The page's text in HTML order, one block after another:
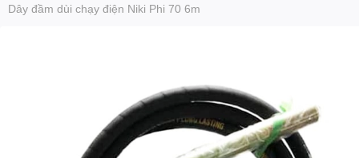
Dây đầm dùi chạy điện Niki Phi 70 6m